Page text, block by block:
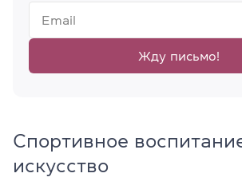
Жду письмо!
Спортивное
искусство